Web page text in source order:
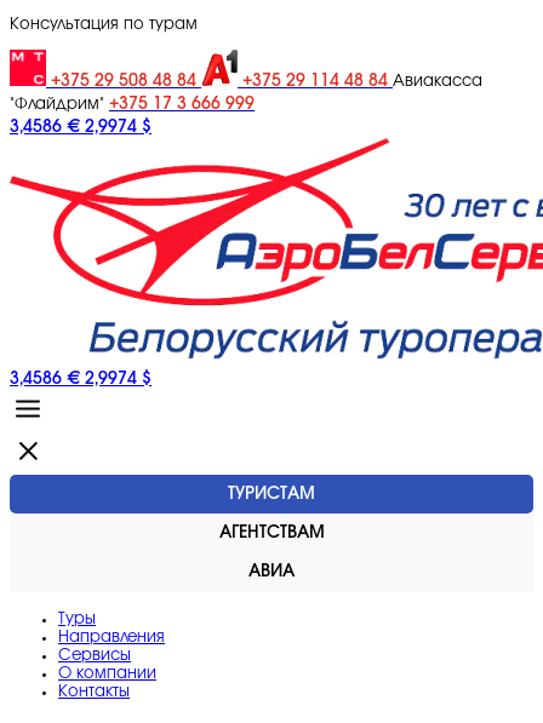
Консультация по турам
+375 29 508 48 84 +375 29 114 48 84 Авиакасса
"Флайдрим" +375 17 3 666 999
3,4586 € 2,9974 $
3,4586 € 2,9974 $
ТУРИСТАМ
АГЕНТСТВАМ
АВИА
Туры
Направления
Сервисы
O компании
Контакты